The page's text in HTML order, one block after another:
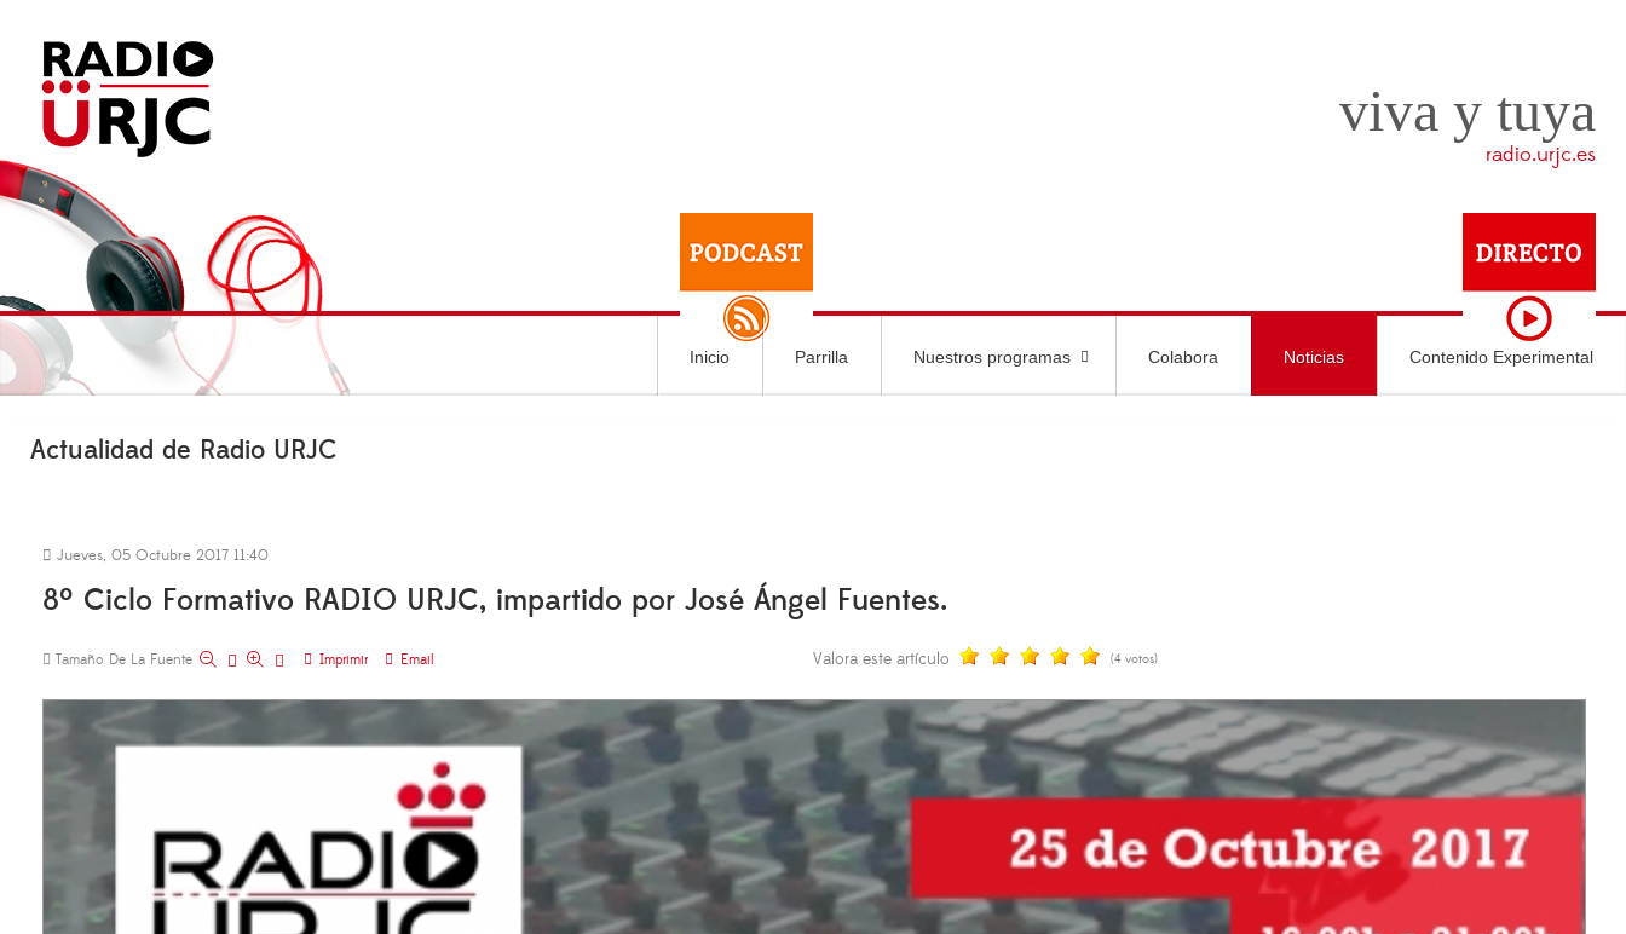
viva y tuya
radio.urjc.es
Inicio Parrilla Nuestros programas Colabora Noticias Contenido Experimental
Actualidad de Radio URJC
Jueves, 05 Octubre 2017 11:40
8º Ciclo Formativo RADIO URJC, impartido por José Ángel Fuentes.
Tamaño De La Fuente Imprimir Email Valora este artículo (4 votos)